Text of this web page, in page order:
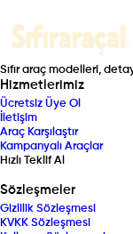
Sıfır araç modelleri,
Hizmetlerimiz
Ücretsiz Üye Ol
İletişim
Araç Karşılaştır
Kampanyalı Araçlar
Hızlı Teklif Al
Sözleşmeler
Gizlilik Sözleşmesi
KVKK Sözleşmesi